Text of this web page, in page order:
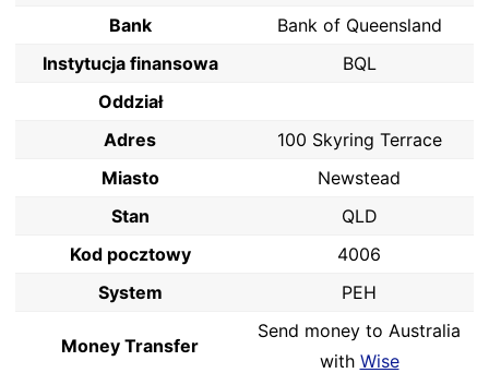
Bank
Bank of Queensland
Instytucja finansowa
BQL
Oddział
Adres
100 Skyring Terrace
Miasto
Newstead
Stan
QLD
Kod pocztowy
4006
System
PEH
Money Transfer
Send money to Australia
with Wise